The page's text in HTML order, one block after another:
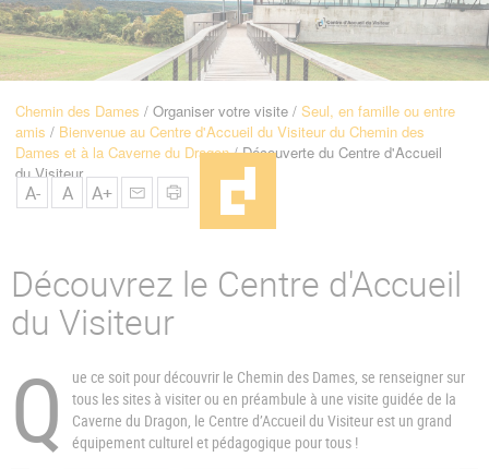
Navigation
Fil
d'Ariane
Chemin des Dames Organiser votre visite
Seul, en famille ou entre
amis
Bienvenue au Centre d'Accueil du Visiteur du Chemin des
Dames et à la Caverne du Dragon Découverte du Centre d'Accueil
du Visiteur
A- A A+
Découvrez le Centre d'Accueil
du Visiteur
Q
ue ce soit pour découvrir le Chemin des Dames, se renseigner sur
tous les sites à visiter ou en préambule à une visite guidée de la
Caverne du Dragon, le Centre d’Accueil du Visiteur est un grand
équipement culturel et pédagogique pour tous !